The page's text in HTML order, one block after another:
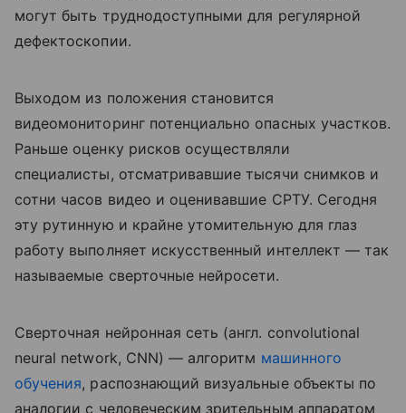
могут быть труднодоступными для регулярной
дефектоскопии.
Выходом из положения становится
видеомониторинг потенциально опасных участков.
Раньше оценку рисков осуществляли
специалисты, отсматривавшие тысячи снимков и
сотни часов видео и оценивавшие СРТУ. Сегодня
эту рутинную и крайне утомительную для глаз
работу выполняет искусственный интеллект — так
называемые сверточные нейросети.
Сверточная нейронная сеть (англ. convolutional
neural network, CNN) — алгоритм машинного
обучения, распознающий визуальные объекты по
аналогии с человеческим зрительным аппаратом